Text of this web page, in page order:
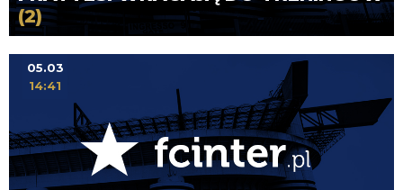
(2)
05.03
14:41